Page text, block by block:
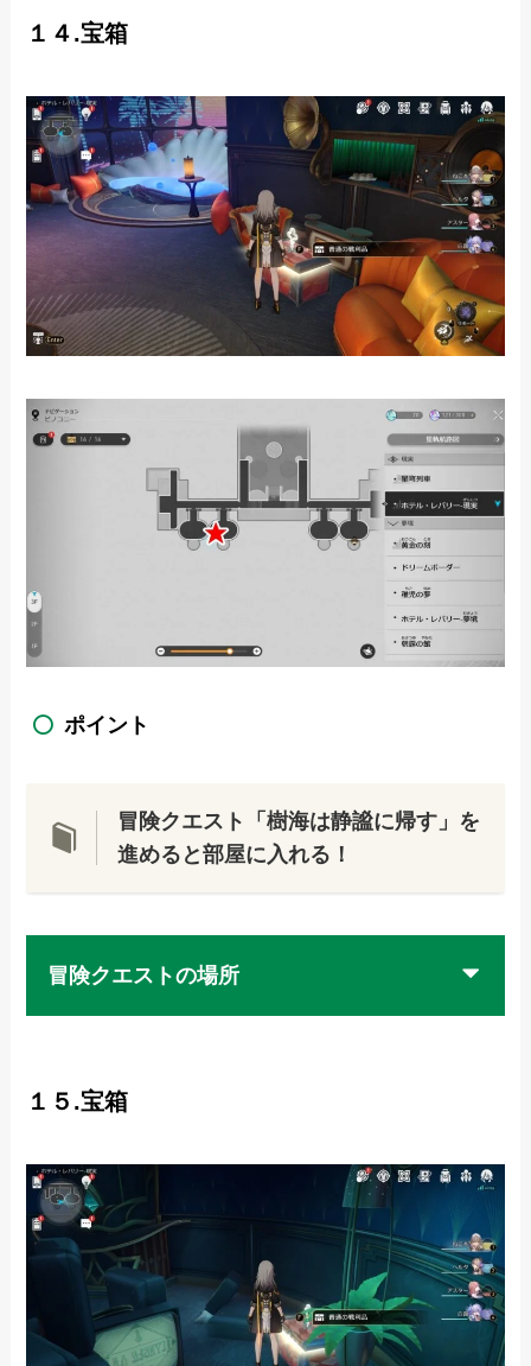
１４.宝箱
ポイント
冒険クエスト「樹海は静謐に帰す」を
進めると部屋に入れる！
冒険クエストの場所
１５.宝箱